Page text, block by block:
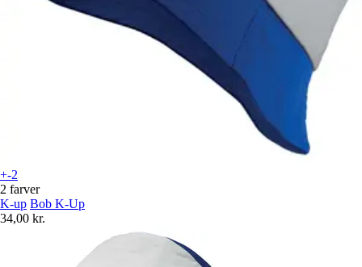
+-2
2 farver
K-up Bob K-Up
34,00 kr.